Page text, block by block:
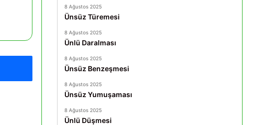
8 Ağustos 2025
Ünsüz Türemesi
8 Ağustos 2025
Ünlü Daralması
8 Ağustos 2025
Ünsüz Benzeşmesi
8 Ağustos 2025
Ünsüz Yumuşaması
8 Ağustos 2025
Ünlü Düşmesi